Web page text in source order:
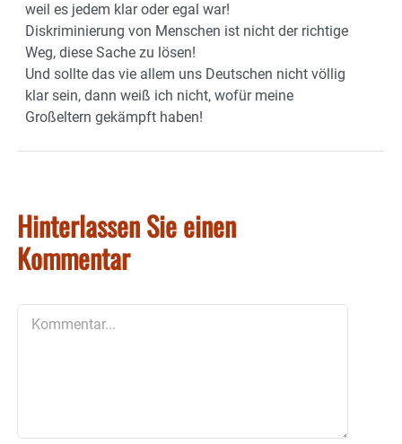
weil es jedem klar oder egal war!
Diskriminierung von Menschen ist nicht der richtige
Weg, diese Sache zu lösen!
Und sollte das vie allem uns Deutschen nicht völlig
klar sein, dann weiß ich nicht, wofür meine
Großeltern gekämpft haben!
Hinterlassen Sie einen
Kommentar